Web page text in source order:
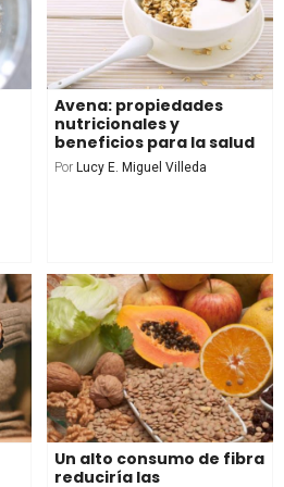
Avena: propiedades
nutricionales y
beneficios para la salud
Por Lucy E. Miguel Villeda
Un alto consumo de fibra
reduciría las